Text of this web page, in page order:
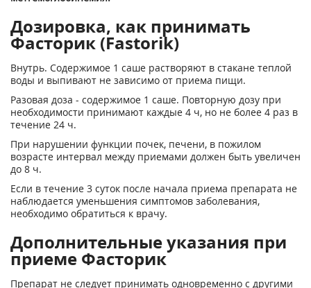
Дозировка, как принимать
Фасторик (Fastorik)
Внутрь. Содержимое 1 саше растворяют в стакане теплой
воды и выпивают не зависимо от приема пищи.
Разовая доза - содержимое 1 саше. Повторную дозу при
необходимости принимают каждые 4 ч, но не более 4 раз в
течение 24 ч.
При нарушении функции почек, печени, в пожилом
возрасте интервал между приемами должен быть увеличен
до 8 ч.
Если в течение 3 суток после начала приема препарата не
наблюдается уменьшения симптомов заболевания,
необходимо обратиться к врачу.
Дополнительные указания при
приеме Фасторик
Препарат не следует принимать одновременно с другими